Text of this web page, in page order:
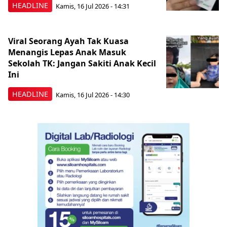
HEADLINE Kamis, 16 Jul 2026 - 14:31
HEADLINE
Viral Seorang Ayah Tak Kuasa
Menangis Lepas Anak Masuk
Sekolah TK: Jangan Sakiti Anak Kecil
Ini
Kamis, 16 Jul 2026 - 14:30